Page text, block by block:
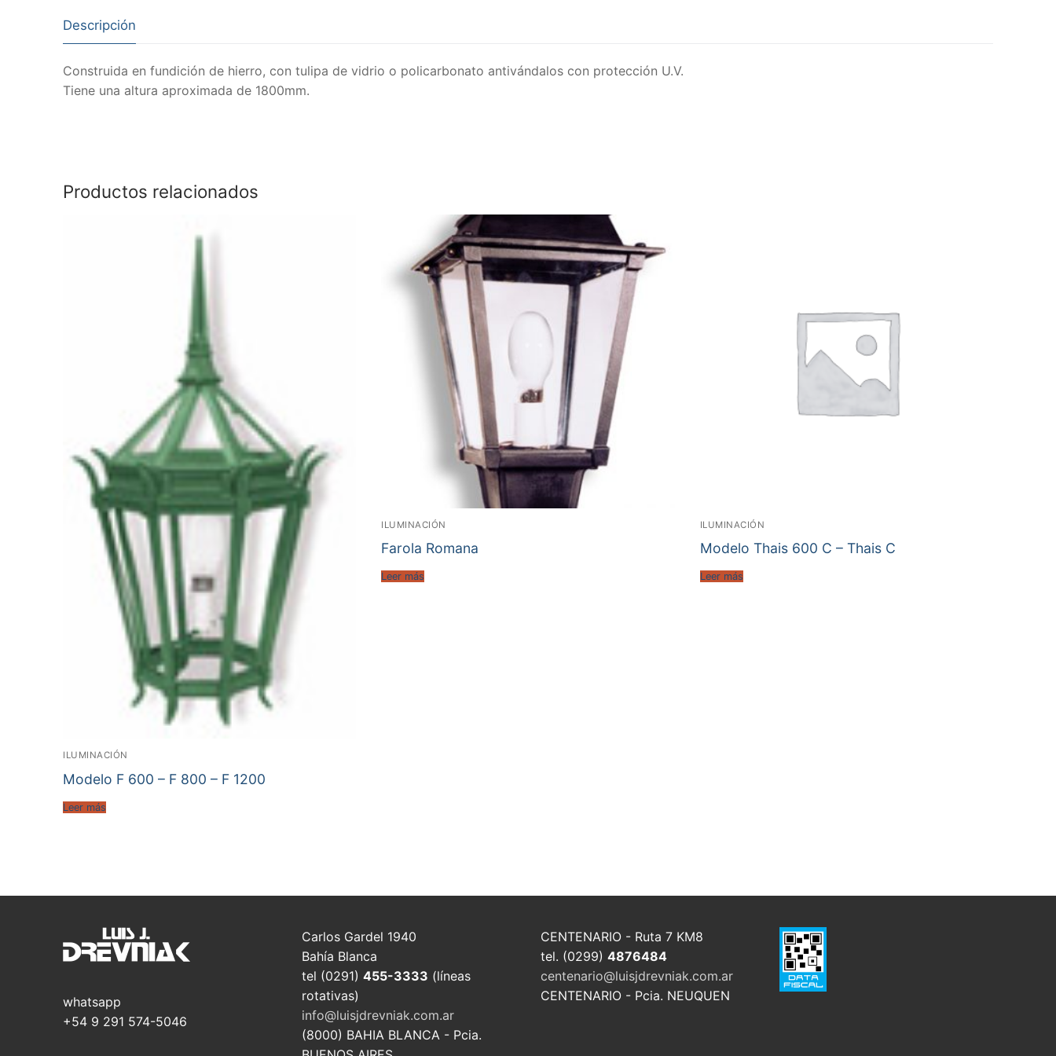
Descripción
Construida en fundición de hierro, con tulipa de vidrio o policarbonato antivándalos con protección U.V.
Tiene una altura aproximada de 1800mm.
Productos relacionados
ILUMINACIÓN
Modelo F 600 – F 800 – F 1200
Leer más
ILUMINACIÓN
Farola Romana
Leer más
ILUMINACIÓN
Modelo Thais 600 C – Thais C
Leer más
whatsapp
+54 9 291 574-5046
Carlos Gardel 1940
Bahía Blanca
tel (0291) 455-3333 (líneas
rotativas)
info@luisjdrevniak.com.ar
(8000) BAHIA BLANCA - Pcia.
CENTENARIO - Ruta 7 KM8
tel. (0299) 4876484
centenario@luisjdrevniak.com.ar
CENTENARIO - Pcia. NEUQUEN